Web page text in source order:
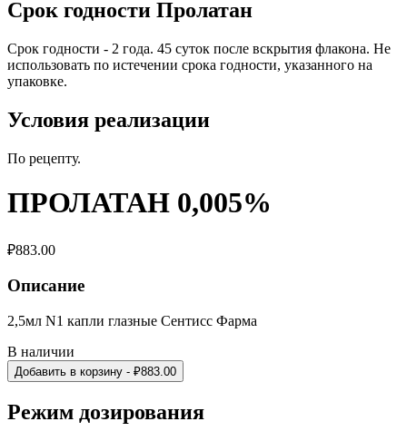
Срок годности Пролатан
Срок годности - 2 года. 45 суток после вскрытия флакона. Не
использовать по истечении срока годности, указанного на
упаковке.
Условия реализации
По рецепту.
ПРОЛАТАН 0,005%
₽883.00
Описание
2,5мл N1 капли глазные Сентисс Фарма
В наличии
Добавить в корзину - ₽883.00
Режим дозирования